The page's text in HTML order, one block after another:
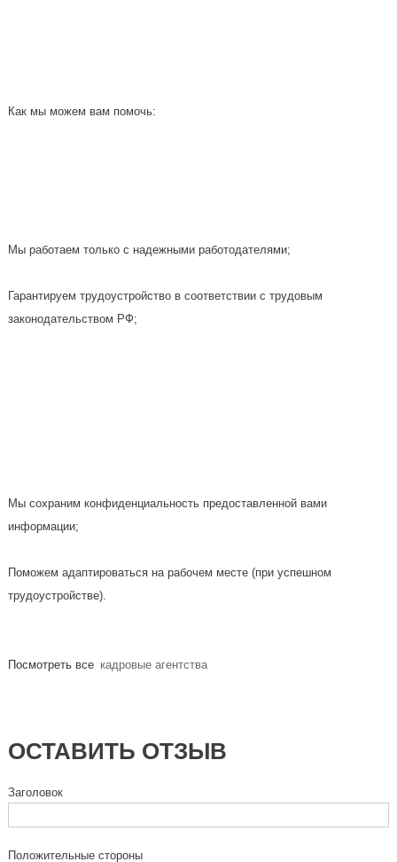
Как мы можем вам помочь:
Мы работаем только с надежными работодателями;
Гарантируем трудоустройство в соответствии с трудовым
законодательством РФ;
Мы сохраним конфиденциальность предоставленной вами
информации;
Поможем адаптироваться на рабочем месте (при успешном
трудоустройстве).
Посмотреть все кадровые агентства
ОСТАВИТЬ ОТЗЫВ
Заголовок
Положительные стороны